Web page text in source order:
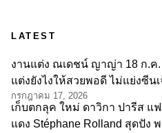
LATEST
งานแต่ง ณเดชน์ ญาญ่า 18 ก.ค
แต่งยังไงให้สวยพอดี ไม่แย่งซีนเ
กรกฎาคม 17, 2026
เก็บตกลุค ใหม่ ดาวิกา ปารีส แ
แดง Stéphane Rolland สุดปัง